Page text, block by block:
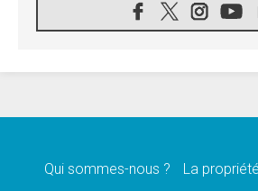
05.08.2026
Léon XIV au Pérou, une
décès du cardinal Júlio
Qui sommes-nous ? La propriété